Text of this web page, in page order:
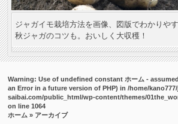
ジャガイモ栽培方法を画像、図版でわかりや
秋ジャガのコツも。おいしく大収穫！
Warning: Use of undefined constant ホーム -
an Error in a future version of PHP) in/home/
saibai.com/public_html/wp-content/themes/
on line1064
ホーム » アーカイブ